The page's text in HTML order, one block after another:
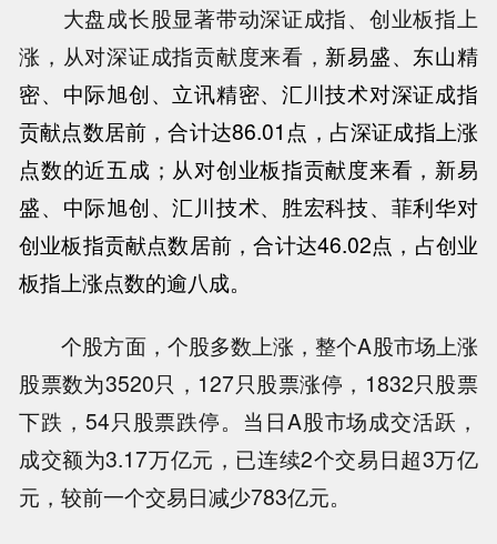
大盘成长股显著带动深证成指、创业板指上
涨，从对深证成指贡献度来看， 新易盛、东山精
密、 中际旭创、 立讯精密、汇川技术对深证成指
贡献点数居前，合计达86.01点，占深证成指上涨
点数的近五成；从对创业板指贡献度来看，新易
盛、中际旭创、汇川技术、 胜宏科技、 菲利华对
创业板指贡献点数居前，合计达46.02点，占创业
板指上涨点数的逾八成。
个股方面，个股多数上涨，整个A股市场上涨
股票数为3520只，127只股票涨停，1832只股票
下跌，54只股票跌停。当日A股市场成交活跃，
成交额为3.17万亿元，已连续2个交易日超3万亿
元，较前一个交易日减少783亿元。